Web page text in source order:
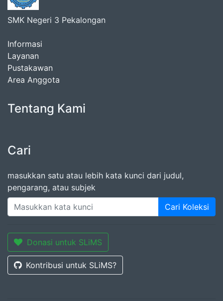
SMK Negeri 3 Pekalongan
Informasi
Layanan
Pustakawan
Area Anggota
Tentang Kami
Cari
masukkan satu atau lebih kata kunci dari judul,
pengarang, atau subjek
Cari Koleksi
Donasi untuk SLiMS
Kontribusi untuk SLiMS?